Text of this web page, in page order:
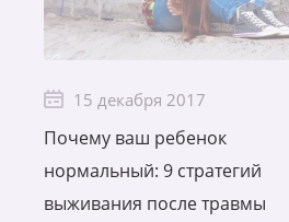
15 декабря 2017
Почему ваш ребенок
нормальный: 9 стратегий
выживания после травмы